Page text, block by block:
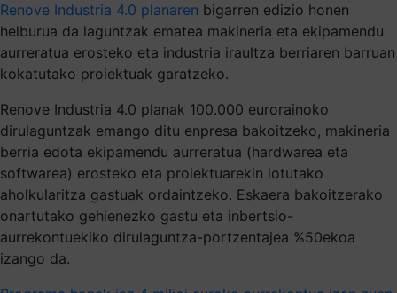
Renove Industria 4.0 planaren bigarren edizio honen
helburua da laguntzak ematea makineria eta ekipamendu
aurreratua erosteko eta industria iraultza berriaren barruan
kokatutako proiektuak garatzeko.
Renove Industria 4.0 planak 100.000 eurorainoko
dirulaguntzak emango ditu enpresa bakoitzeko, makineria
berria edota ekipamendu aurreratua (hardwarea eta
softwarea) erosteko eta proiektuarekin lotutako
aholkularitza gastuak ordaintzeko. Eskaera bakoitzerako
onartutako gehienezko gastu eta inbertsio-
aurrekontuekiko dirulaguntza-portzentajea %50ekoa
izango da.